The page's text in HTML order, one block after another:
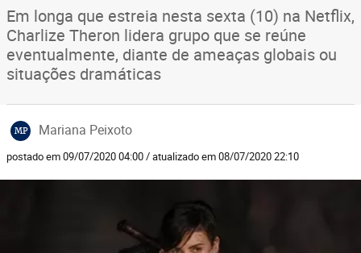
Em longa que estreia nesta sexta (10) na Netflix,
Charlize Theron lidera grupo que se reúne
eventualmente, diante de ameaças globais ou
situações dramáticas
MP Mariana Peixoto
postado em 09/07/2020 04:00 / atualizado em 08/07/2020 22:10